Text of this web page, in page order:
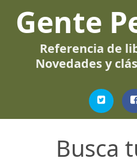
Gente
Referencia de
Novedades y
Busca